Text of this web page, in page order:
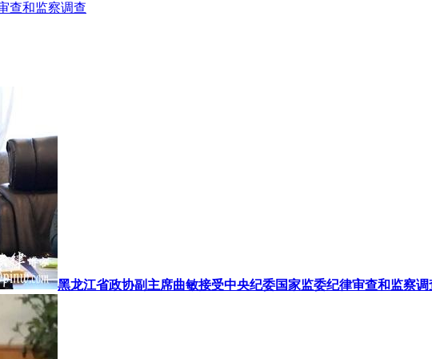
查和监察调查
黑龙江省政协副主席曲敏接受中央纪委国家监委纪律审查和监察调